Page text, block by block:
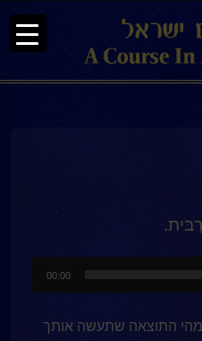
00:00
מהי התוצאה שתעשה אותך